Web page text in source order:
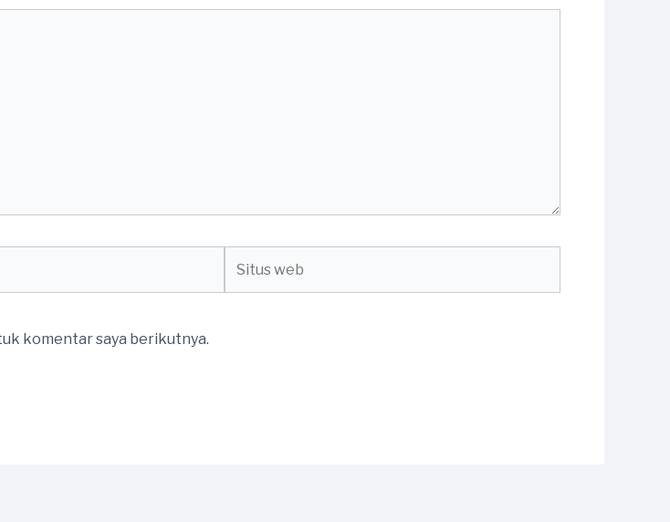
web
komentar saya berikutnya.